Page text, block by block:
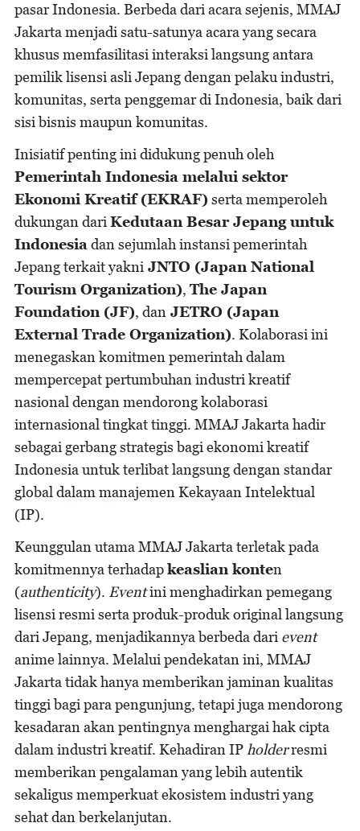
pasar Indonesia. Berbeda dari acara sejenis, MMAJ
Jakarta menjadi satu-satunya acara yang secara
khusus memfasilitasi interaksi langsung antara
pemilik lisensi asli Jepang dengan pelaku industri,
komunitas, serta penggemar di Indonesia, baik dari
sisi bisnis maupun komunitas.
Inisiatif penting ini didukung penuh oleh
Pemerintah Indonesia melalui sektor
Ekonomi Kreatif (EKRAF) serta memperoleh
dukungan dari Kedutaan Besar Jepang untuk
Indonesia dan sejumlah instansi pemerintah
Jepang terkait yakni JNTO (Japan National
Tourism Organization), The Japan
Foundation (JF), dan JETRO (Japan
External Trade Organization). Kolaborasi ini
menegaskan komitmen pemerintah dalam
mempercepat pertumbuhan industri kreatif
nasional dengan mendorong kolaborasi
internasional tingkat tinggi. MMAJ Jakarta hadir
sebagai gerbang strategis bagi ekonomi kreatif
Indonesia untuk terlibat langsung dengan standar
global dalam manajemen Kekayaan Intelektual
(IP).
Keunggulan utama MMAJ Jakarta terletak pada
komitmennya terhadapkeaslian konten
(authenticity). Eventini menghadirkan pemegang
lisensi resmi serta produk-produk original langsung
dari Jepang, menjadikannya berbeda dari event
anime lainnya. Melalui pendekatan ini, MMAJ
Jakarta tidak hanya memberikan jaminan kualitas
tinggi bagi para pengunjung, tetapi juga mendorong
kesadaran akan pentingnya menghargai hak cipta
dalam industri kreatif. Kehadiran IP holderresmi
memberikan pengalaman yang lebih autentik
sekaligus memperkuat ekosistem industri yang
sehat dan berkelanjutan.